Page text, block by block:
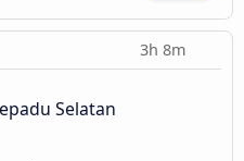
3h 8m
Selatan